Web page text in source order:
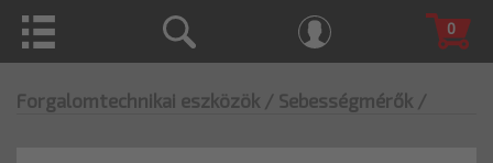
0
Forgalomtechnikai eszközök / Sebességmérők /